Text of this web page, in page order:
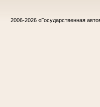
2006-2026 «Государственная